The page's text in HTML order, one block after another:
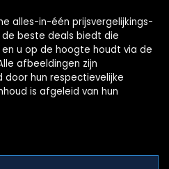
alles-in-één prijsvergelijkings-
beste deals biedt die
u op de hoogte houdt via de
afbeeldingen zijn
hun respectievelijke
is afgeleid van hun